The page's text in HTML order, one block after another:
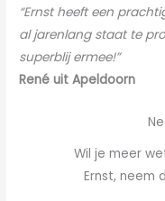
“Ernst heeft een
al jarenlang staat te
superblij ermee!”
René uit Apeldoorn
Wil je meer
Ernst, neem